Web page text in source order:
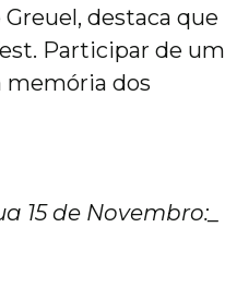
destaca que
Participar de um
memória dos
15 de Novembro:_